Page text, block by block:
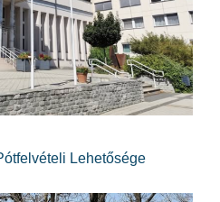
Lehetősége